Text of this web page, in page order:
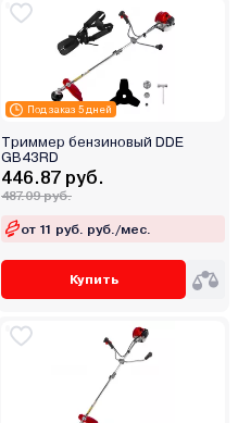
Под заказ 5 дней
Триммер бензиновый DDE
GB43RD
446.87 руб.
487.09 руб.
от 11 руб. руб./мес.
Купить